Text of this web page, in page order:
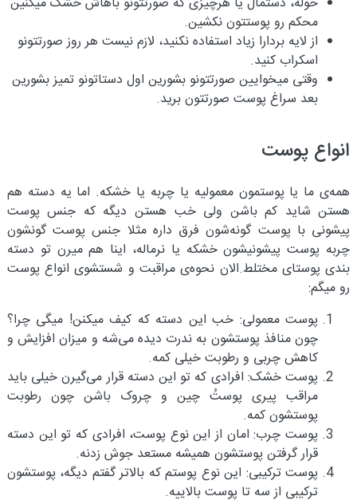
محکم رو پوستتون نکشین.
از لایه بردارا زیاد استفاده نکنید، لازم نیست هر روز صورتتونو
اسکراب کنید.
وقتی میخوایین صورتتونو بشورین اول دستاتونو تمیز بشورین
بعد سراغ پوست صورتتون برید.
انواع پوست
همه‌ی ما یا پوستمون معمولیه یا چربه یا خشکه. اما یه دسته هم
هستن شاید کم باشن ولی خب هستن دیگه که جنس پوست
پیشونی با پوست گونه‌شون فرق داره مثلا جنس پوست گونشون
چربه پوست پیشونیشون خشکه یا نرماله، اینا هم میرن تو دسته
بندی پوستای مختلط.الان نحوه‌ی مراقبت و شستشوی انواع پوست
رو میگم:
پوست معمولی: خب این دسته که کیف میکنن! میگی چرا؟
چون منافذ پوستشون به ندرت دیده می‌شه و میزان افزایش و
کاهش چربی و رطوبت خیلی کمه.
پوست خشک: افرادی که تو این دسته قرار می‌گیرن خیلی باید
مراقب پیری پوستُ چین و چروک باشن چون رطوبت
پوستشون کمه.
پوست چرب: امان از این نوع پوست، افرادی که تو این دسته
قرار گرفتن پوستشون همیشه مستعد جوش زدنه.
پوست ترکیبی: این نوع پوستم که بالاتر گفتم دیگه، پوستشون
ترکیبی از سه تا پوست بالاییه.